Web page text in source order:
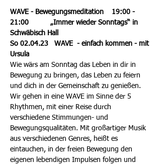
WAVE - Bewegungsmeditation    19:00 -
21:00 	„Immer wieder Sonntags“ in
Schwäbisch Hall
So 02.04.23   WAVE  - einfach kommen - mit
Ursula
Wie wärs am Sonntag das Leben in dir in
Bewegung zu bringen, das Leben zu feiern
und dich in der Gemeinschaft zu genießen.
Wir gehen in eine WAVE im Sinne der 5
Rhythmen, mit einer Reise durch
verschiedene Stimmungen- und
Bewegungsqualitäten. Mit großartiger Musik
aus verschiedenen Genres, heißt es
eintauchen, in der freien Bewegung den
eigenen lebendigen Impulsen folgen und